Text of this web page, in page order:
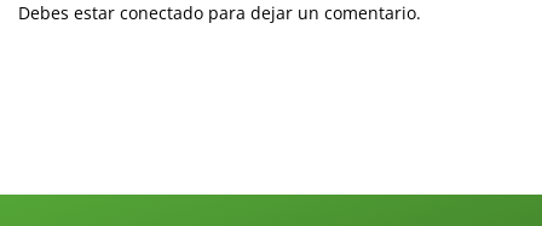
Debes estar conectado para dejar un comentario.